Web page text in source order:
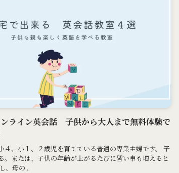
ライン英会話 子供から大人まで無料体験で
４、小１、２歳児を育てている普通の専業主婦です。 子
。または、子供の年齢が上がるたびに習い事も増えると
、母の...